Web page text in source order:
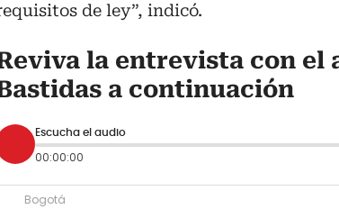
de ley”, indicó.
la entrevista con el
a continuación
Escucha el audio
00:00:00
Bogotá